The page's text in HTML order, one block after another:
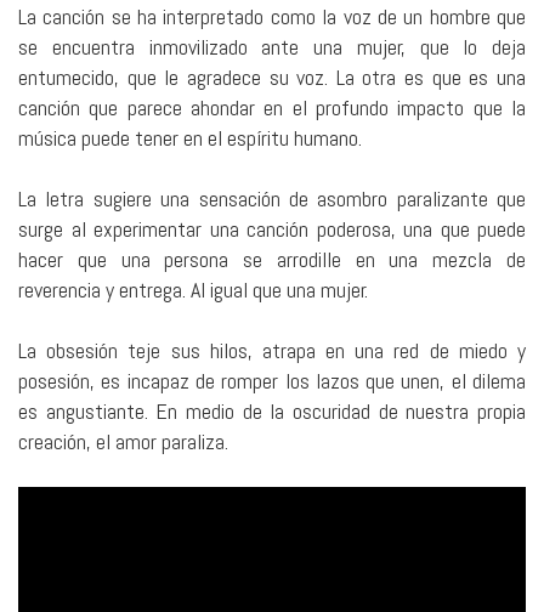
La canción se ha interpretado como la voz de un hombre que
se encuentra inmovilizado ante una mujer, que lo deja
entumecido, que le agradece su voz. La otra es que es una
canción que parece ahondar en el profundo impacto que la
música puede tener en el espíritu humano.
La letra sugiere una sensación de asombro paralizante que
surge al experimentar una canción poderosa, una que puede
hacer que una persona se arrodille en una mezcla de
reverencia y entrega. Al igual que una mujer.
La obsesión teje sus hilos, atrapa en una red de miedo y
posesión, es incapaz de romper los lazos que unen, el dilema
es angustiante. En medio de la oscuridad de nuestra propia
creación, el amor paraliza.